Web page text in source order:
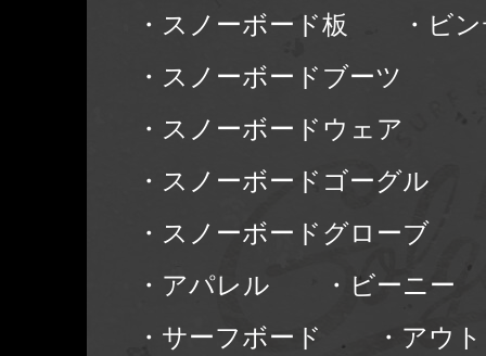
・スノーボード板
・ビ
・スノーボードブーツ
・スノーボードウェア
・スノーボードゴーグル
・スノーボードグローブ
・アパレル
・ビーニー
・サーフボード
・アウ